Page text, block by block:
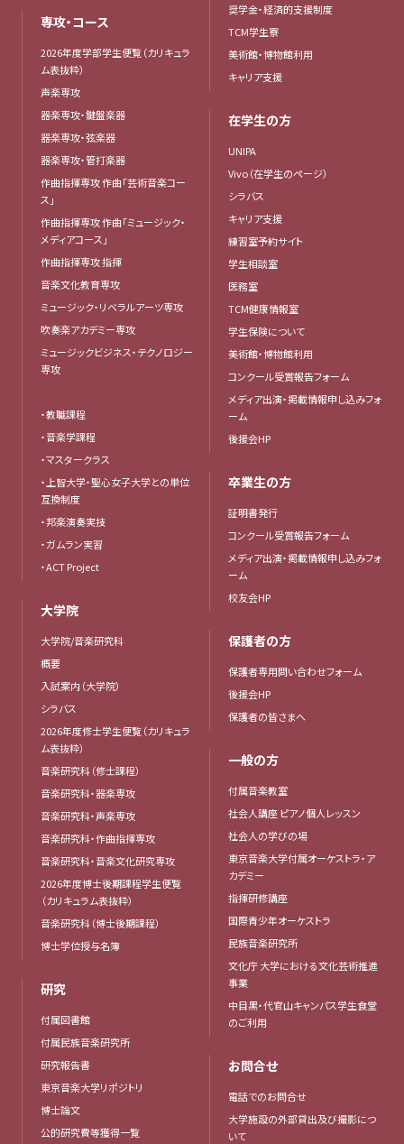
専攻・コース
2026年度学部学生便覧（カリキュラ
ム表抜粋）
声楽専攻
器楽専攻・鍵盤楽器
器楽専攻・弦楽器
器楽専攻・管打楽器
作曲指揮専攻 作曲「芸術音楽コー
ス」
作曲指揮専攻 作曲「ミュージック・
メディアコース」
作曲指揮専攻 指揮
音楽文化教育専攻
ミュージック・リベラルアーツ専攻
吹奏楽アカデミー専攻
ミュージックビジネス・テクノロジー
専攻
・教職課程
・音楽学課程
・マスタークラス
・上智大学・聖心女子大学との単位
互換制度
・邦楽演奏実技
・ガムラン実習
・ACT Project
大学院
大学院/音楽研究科
概要
入試案内（大学院）
シラバス
2026年度修士学生便覧（カリキュラ
ム表抜粋）
音楽研究科（修士課程）
音楽研究科・器楽専攻
音楽研究科・声楽専攻
音楽研究科・作曲指揮専攻
音楽研究科・音楽文化研究専攻
2026年度博士後期課程学生便覧
（カリキュラム表抜粋）
音楽研究科（博士後期課程）
博士学位授与名簿
研究
付属図書館
付属民族音楽研究所
研究報告書
東京音楽大学リポジトリ
博士論文
公的研究費等獲得一覧
奨学金・経済的支援制度
TCM学生寮
美術館・博物館利用
キャリア支援
在学生の方
UNIPA
Vivo（在学生のページ）
シラバス
キャリア支援
練習室予約サイト
学生相談室
医務室
TCM健康情報室
学生保険について
美術館・博物館利用
コンクール受賞報告フォーム
メディア出演・掲載情報申し込みフォ
ーム
後援会HP
卒業生の方
証明書発行
コンクール受賞報告フォーム
メディア出演・掲載情報申し込みフォ
ーム
校友会HP
保護者の方
保護者専用問い合わせフォーム
後援会HP
保護者の皆さまへ
一般の方
付属音楽教室
社会人講座 ピアノ個人レッスン
社会人の学びの場
東京音楽大学付属オーケストラ・ア
カデミー
指揮研修講座
国際青少年オーケストラ
民族音楽研究所
文化庁 大学における文化芸術推進
事業
中目黒・代官山キャンパス学生食堂
のご利用
お問合せ
電話でのお問合せ
大学施設の外部貸出及び撮影につ
いて